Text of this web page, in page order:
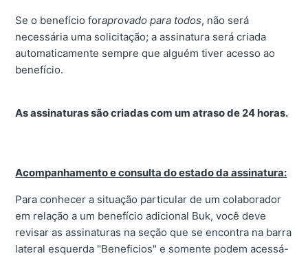
Se o benefício foraprovado para todos, não será
necessária uma solicitação; a assinatura será criada
automaticamente sempre que alguém tiver acesso ao
benefício.
As assinaturas são criadas com um atraso de 24 horas.
Acompanhamento e consulta do estado da assinatura:
Para conhecer a situação particular de um colaborador
em relação a um benefício adicional Buk, você deve
revisar as assinaturas na seção que se encontra na barra
lateral esquerda "Beneficios" e somente podem acessá-